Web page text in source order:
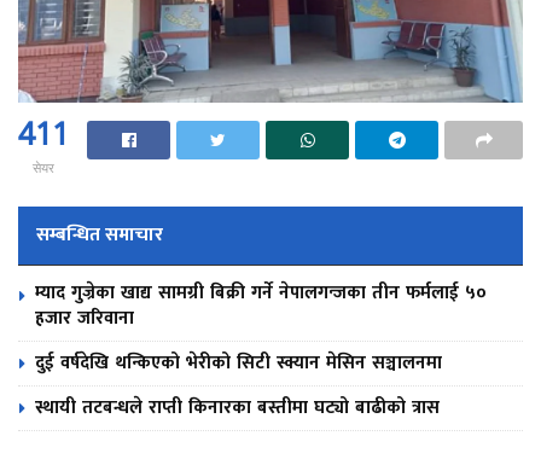
411
सेयर
सम्बन्धित समाचार
म्याद गुज्रेका खाद्य सामग्री बिक्री गर्ने नेपालगन्जका तीन फर्मलाई ५०
हजार जरिवाना
दुई वर्षदेखि थन्किएको भेरीको सिटी स्क्यान मेसिन सञ्चालनमा
स्थायी तटबन्धले राप्ती किनारका बस्तीमा घट्यो बाढीको त्रास